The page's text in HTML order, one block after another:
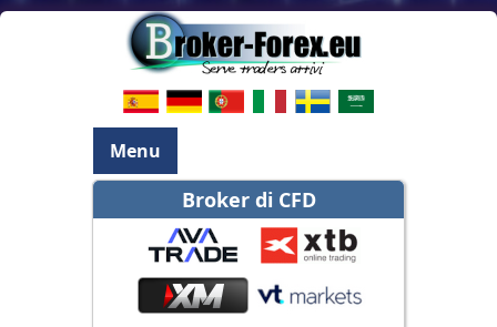
Menu
Broker di CFD